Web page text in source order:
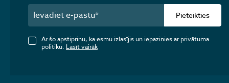
Pieteikties
Ar šo apstiprinu, ka esmu izlasījis un iepazinies ar privātuma
politiku. Lasīt vairāk